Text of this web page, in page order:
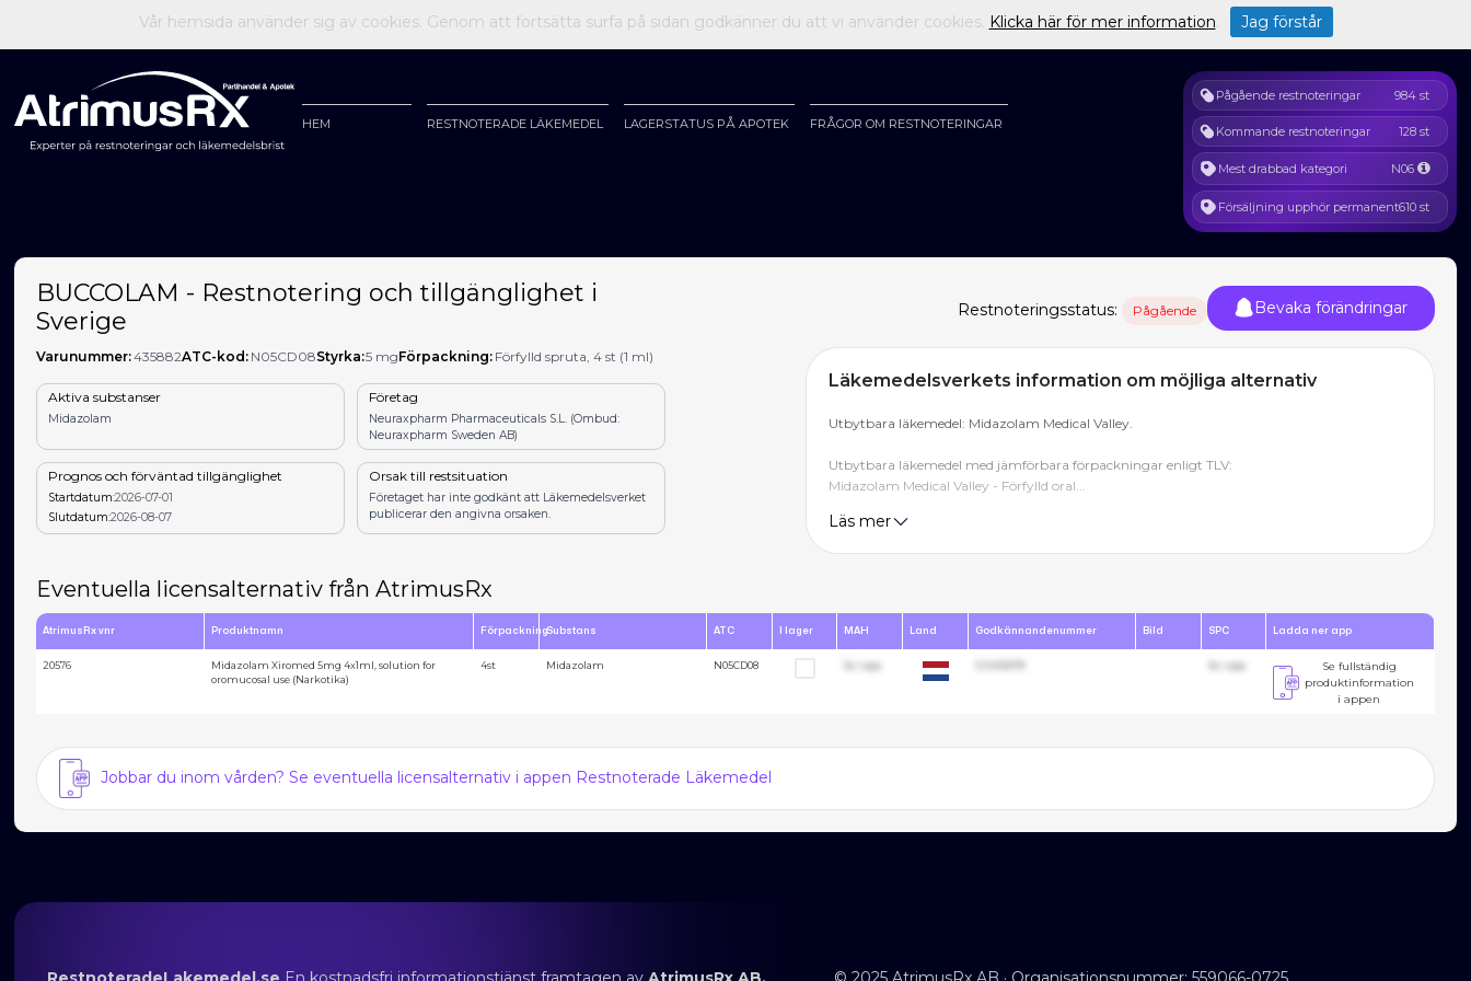
HEM RESTNOTERADE LÄKEMEDEL LAGERSTATUS PÅ APOTEK FRÅGOR OM RESTNOTERINGAR
Pågående restnoteringar 984 st
Kommande restnoteringar 128 st
Mest drabbad kategori N06
Försäljning upphör permanent610 st
BUCCOLAM - Restnotering och tillgänglighet i
Sverige
Restnoteringsstatus: Pågående Bevaka förändringar
Varunummer:435882ATC-kod: N05CD08Styrka:5 mgFörpackning: Förfylld spruta, 4 st (1 ml)
Aktiva substanser
Midazolam
Företag
Neuraxpharm Pharmaceuticals S.L. (Ombud:
Neuraxpharm Sweden AB)
Prognos och förväntad tillgänglighet
Startdatum:2026-07-01
Slutdatum:2026-08-07
Orsak till restsituation
Företaget har inte godkänt att Läkemedelsverket
publicerar den angivna orsaken.
Läkemedelsverkets information om möjliga alternativ
Utbytbara läkemedel: Midazolam Medical Valley.
Utbytbara läkemedel med jämförbara förpackningar enligt TLV:
Midazolam Medical Valley - Förfylld oral...
Läs mer
Eventuella licensalternativ från AtrimusRx
AtrimusRx vnr Produktnamn FörpackningSubstans ATC I lager MAH Land Godkännandenummer Bild SPC Ladda ner app
20576
Midazolam Xiromed 5mg 4x1ml, solution for
oromucosal use (Narkotika)
4st Midazolam N05CD08 Se i app Se i app
Se fullständig
produktinformation
i appen
Jobbar du inom vården? Se eventuella licensalternativ i appen Restnoterade Läkemedel
Vår hemsida använder sig av cookies. Genom att fortsätta surfa på sidan godkänner du att vi använder cookies. Klicka här för mer information. Jag förstår